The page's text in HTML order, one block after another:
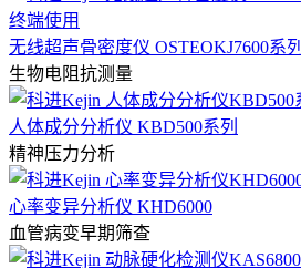
无线超声骨密度仪 OSTEOKJ7600系列
生物电阻抗测量
人体成分分析仪 KBD500系列
精神压力分析
心率变异分析仪 KHD6000
血管病变早期筛查